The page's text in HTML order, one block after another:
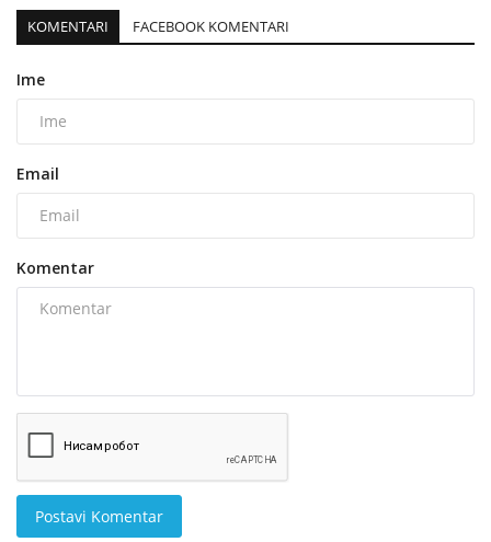
KOMENTARI FACEBOOK KOMENTARI
Ime
Email
Komentar
Postavi Komentar